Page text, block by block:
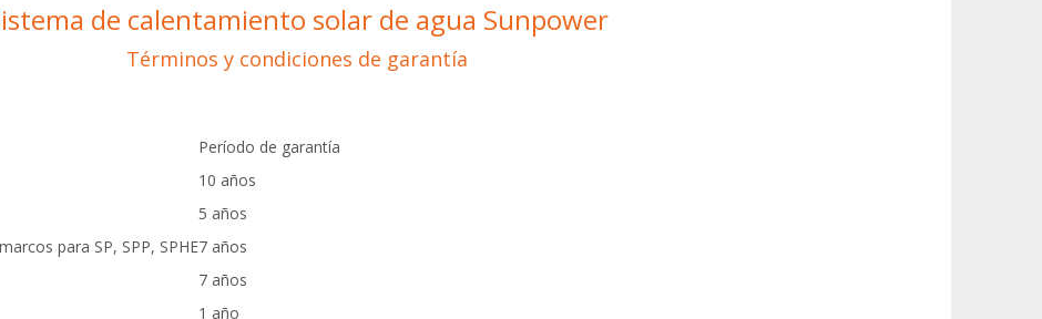
de calentamiento solar de agua Sunpower
Términos y condiciones de garantía
Período de garantía
10 años
5 años
para SP, SPP, SPHE7 años
7 años
1 año